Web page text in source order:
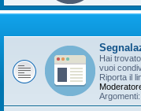
Hai
vuoi
Riporta il
Argomenti: